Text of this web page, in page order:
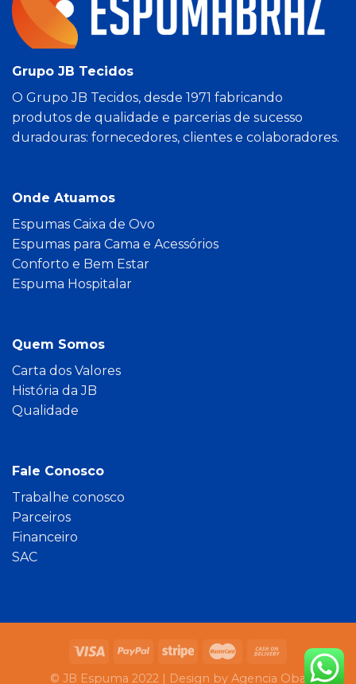
Grupo JB Tecidos
O Grupo JB Tecidos, desde 1971 fabricando
produtos de qualidade e parcerias de sucesso
duradouras: fornecedores, clientes e colaboradores.
Onde Atuamos
Espumas Caixa de Ovo
Espumas para Cama e Acessórios
Conforto e Bem Estar
Espuma Hospitalar
Quem Somos
Carta dos Valores
História da JB
Qualidade
Fale Conosco
Trabalhe conosco
Parceiros
Financeiro
SAC
© JB Espuma 2022 | Design by Agencia Oba